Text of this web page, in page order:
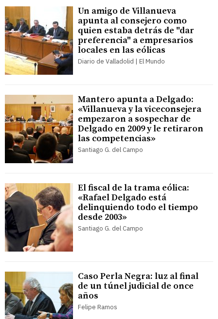
Un amigo de Villanueva
apunta al consejero como
quien estaba detrás de "dar
preferencia" a empresarios
locales en las eólicas
Diario de Valladolid | El Mundo
Mantero apunta a Delgado:
«Villanueva y la viceconsejera
empezaron a sospechar de
Delgado en 2009 y le retiraron
las competencias»
Santiago G. del Campo
El fiscal de la trama eólica:
«Rafael Delgado está
delinquiendo todo el tiempo
desde 2003»
Santiago G. del Campo
Caso Perla Negra: luz al final
de un túnel judicial de once
años
Felipe Ramos